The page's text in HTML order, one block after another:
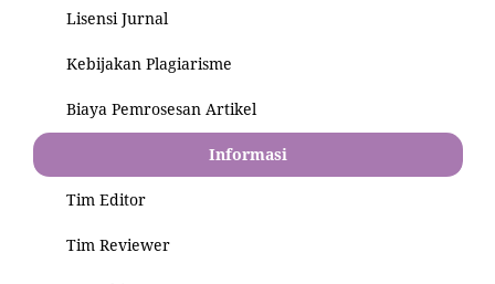
Lisensi Jurnal
Kebijakan Plagiarisme
Biaya Pemrosesan Artikel
Informasi
Tim Editor
Tim Reviewer